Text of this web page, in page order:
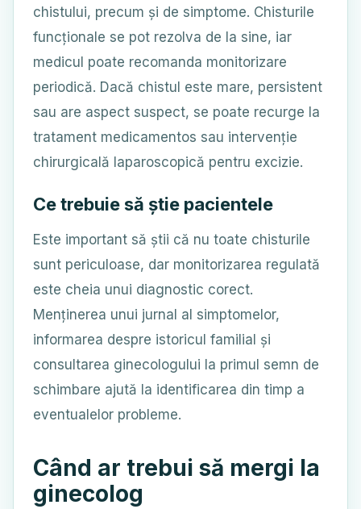
chistului, precum și de simptome. Chisturile
funcționale se pot rezolva de la sine, iar
medicul poate recomanda monitorizare
periodică. Dacă chistul este mare, persistent
sau are aspect suspect, se poate recurge la
tratament medicamentos sau intervenție
chirurgicală laparoscopică pentru excizie.
Ce trebuie să știe pacientele
Este important să știi că nu toate chisturile
sunt periculoase, dar monitorizarea regulată
este cheia unui diagnostic corect.
Menținerea unui jurnal al simptomelor,
informarea despre istoricul familial și
consultarea ginecologului la primul semn de
schimbare ajută la identificarea din timp a
eventualelor probleme.
Când ar trebui să mergi la
ginecolog